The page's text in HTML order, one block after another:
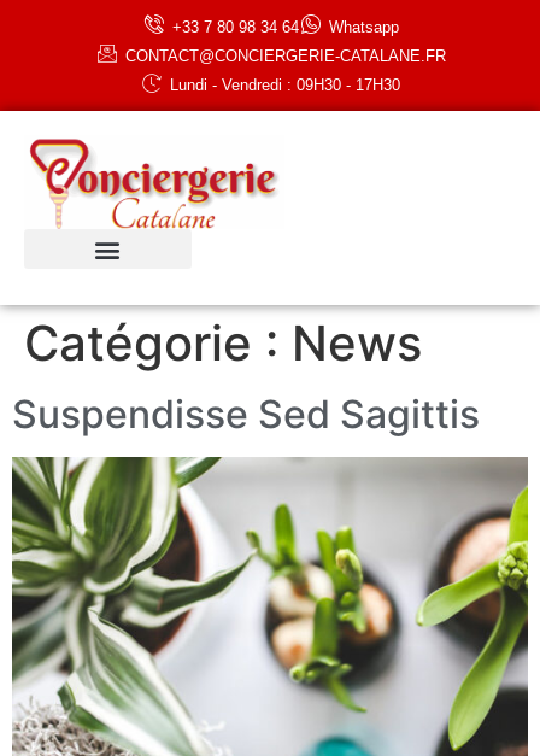
+33 7 80 98 34 64
Whatsapp
CONTACT@CONCIERGERIE-CATALANE.FR
Lundi - Vendredi : 09H30 - 17H30
Catégorie : News
Suspendisse Sed Sagittis